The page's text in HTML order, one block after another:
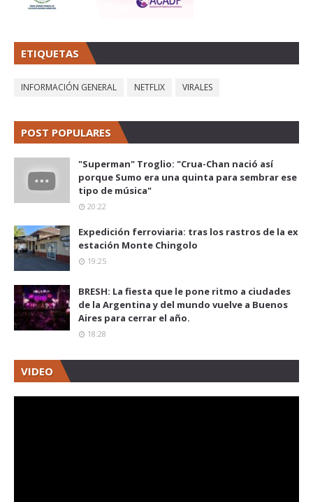
ETIQUETAS
INFORMACIÓN GENERAL NETFLIX VIRALES
POST POPULARES
"Superman" Troglio: "Crua-Chan nació así
porque Sumo era una quinta para sembrar ese
tipo de música"
20:22
Expedición ferroviaria: tras los rastros de la ex
estación Monte Chingolo
19:25
BRESH: La fiesta que le pone ritmo a ciudades
de la Argentina y del mundo vuelve a Buenos
Aires para cerrar el año.
18:28
VIDEO